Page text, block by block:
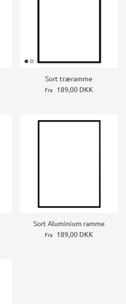
Sort træramme
Fra 189,00 DKK
Sort Aluminium ramme
Fra 189,00 DKK